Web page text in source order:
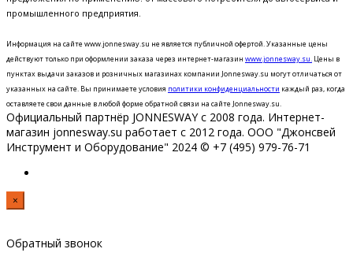
промышленного предприятия.
Информация на сайте www.jonnesway.su не является публичной офертой. Указанные цены
действуют только при оформлении заказа через интернет-магазин www.jonnesway.su. Цены в
пунктах выдачи заказов и розничных магазинах компании Jonnesway.su могут отличаться от
указанных на сайте. Вы принимаете условия политики конфиденциальности каждый раз, когда
оставляете свои данные в любой форме обратной связи на сайте Jonnesway.su.
Официальный партнёр JONNESWAY с 2008 года. Интернет-
магазин jonnesway.su работает с 2012 года. ООО "Джонсвей
Инструмент и Оборудование" 2024 © +7 (495) 979-76-71
×
Обратный звонок